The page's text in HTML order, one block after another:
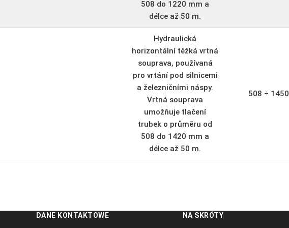
508 do 1220 mm a
délce až 50 m.
Hydraulická
horizontální těžká vrtná
souprava, používaná
pro vrtání pod silnicemi
a železničními náspy.
Vrtná souprava
umožňuje tlačení
trubek o průměru od
508 do 1420 mm a
délce až 50 m.
508 ÷
DANE KONTAKTOWE NA SKRÓTY